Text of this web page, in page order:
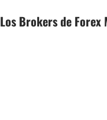
Los Brokers de Forex